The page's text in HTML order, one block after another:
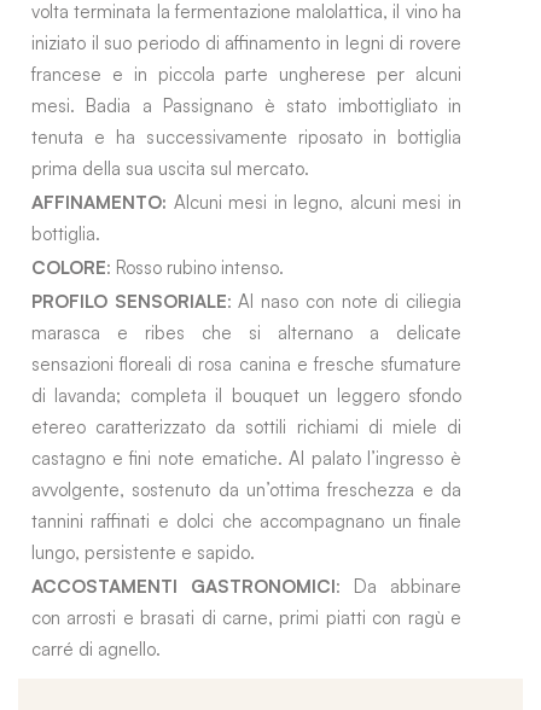
volta terminata la fermentazione malolattica, il vino ha
iniziato il suo periodo di affinamento in legni di rovere
francese e in piccola parte ungherese per alcuni
mesi. Badia a Passignano è stato imbottigliato in
tenuta e ha successivamente riposato in bottiglia
prima della sua uscita sul mercato.
AFFINAMENTO: Alcuni mesi in legno, alcuni mesi in
bottiglia.
COLORE: Rosso rubino intenso.
PROFILO SENSORIALE: Al naso con note di ciliegia
marasca e ribes che si alternano a delicate
sensazioni floreali di rosa canina e fresche sfumature
di lavanda; completa il bouquet un leggero sfondo
etereo caratterizzato da sottili richiami di miele di
castagno e fini note ematiche. Al palato l’ingresso è
avvolgente, sostenuto da un’ottima freschezza e da
tannini raffinati e dolci che accompagnano un finale
lungo, persistente e sapido.
ACCOSTAMENTI GASTRONOMICI: Da abbinare
con arrosti e brasati di carne, primi piatti con ragù e
carré di agnello.